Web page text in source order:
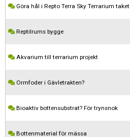
Göra hål i Repto Terra Sky Terrarium taket
Reptilrums bygge
Akvarium till terrarium projekt
Ormfoder i Gävletrakten?
Bioaktiv bottensubstrat? För trynsnok
Bottenmaterial för mässa